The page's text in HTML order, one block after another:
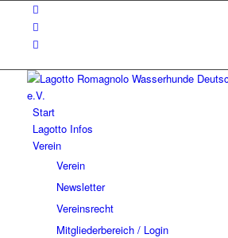
Start
Lagotto Infos
Verein
Verein
Newsletter
Vereinsrecht
Mitgliederbereich / Login